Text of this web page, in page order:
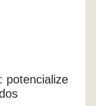
potencialize